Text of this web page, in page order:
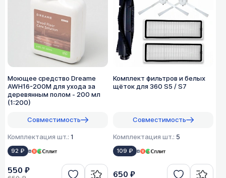
Моющее средство Dreame
AWH16-200M для ухода за
деревянным полом - 200 мл
(1:200)
Совместимость
Комплектация шт.: 1
92 ₽ в
550 ₽
Комплект фильтров и белых
щёток для 360 S5 / S7
Совместимость
Комплектация шт.: 5
109 ₽ в
650 ₽